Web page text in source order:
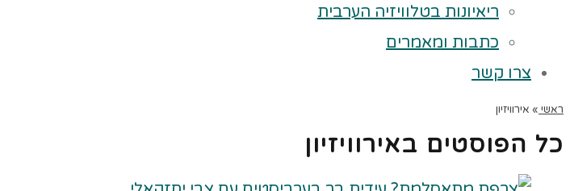
ריאיונות בטלוויזיה הערבית
כתבות ומאמרים
צרו קשר
ראשי » אירוויזיון
כל הפוסטים באירוויזיון